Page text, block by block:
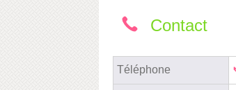
Contact
Téléphone